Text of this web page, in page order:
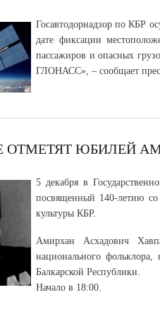
Госавтодорнадзор по КБР
дате фиксации
пассажиров и опасных
ГЛОНАСС», – сообщает
ОТМЕТЯТ ЮБИЛЕЙ
5 декабря в
посвященный 140-летию
культуры КБР.
Амирхан Асхадович
национального
Балкарской Республики.
Начало в 18:00.